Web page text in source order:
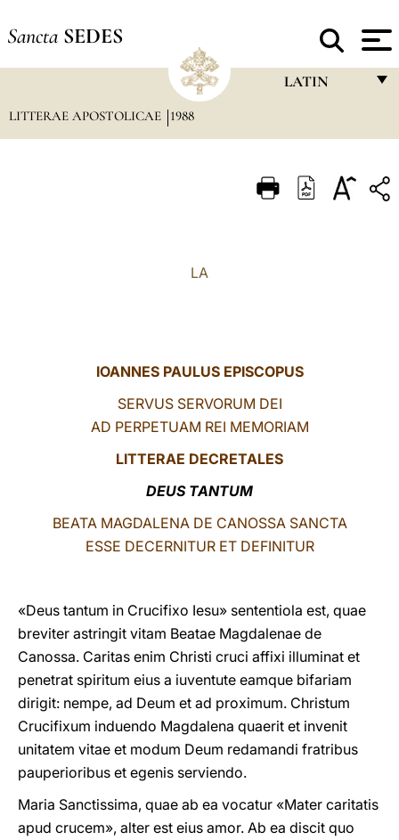
Sancta SEDES
LATIN
ITALIANO
LATINE
LITTERAE APOSTOLICAE 1988
LA
IOANNES PAULUS EPISCOPUS
SERVUS SERVORUM DEI
AD PERPETUAM REI MEMORIAM
LITTERAE DECRETALES
DEUS TANTUM
BEATA MAGDALENA DE CANOSSA SANCTA
ESSE DECERNITUR ET DEFINITUR
«Deus tantum in Crucifixo Iesu» sententiola est, quae
breviter astringit vitam Beatae Magdalenae de
Canossa. Caritas enim Christi cruci affixi illuminat et
penetrat spiritum eius a iuventute eamque bifariam
dirigit: nempe, ad Deum et ad proximum. Christum
Crucifixum induendo Magdalena quaerit et invenit
unitatem vitae et modum Deum redamandi fratribus
pauperioribus et egenis serviendo.
Maria Sanctissima, quae ab ea vocatur «Mater caritatis
apud crucem», alter est eius amor. Ab ea discit quo